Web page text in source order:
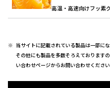
高温・高速向けフッ素
当サイトに記載されている製品は一部にな
その他にも製品を多数そろえております
い合わせページからお問い合わせください